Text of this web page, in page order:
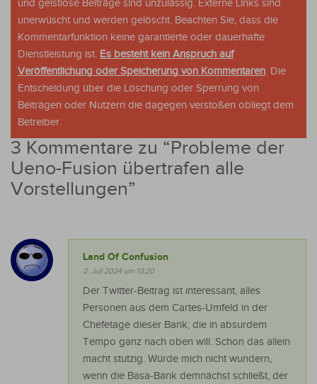
und geistlose Beiträge sind unzulässig. Externe Links sind
unerwüscht und werden gelöscht. Beachten Sie, dass die
Kommentarfunktion keine garantierte oder dauerhafte
Dienstleistung ist. Es besteht kein Anspruch auf
Veröffentlichung oder Speicherung von Kommentaren. Die
Entscheidung über die Löschung oder Sperrung von
Beiträgen oder Nutzern die dagegen verstoßen obliegt dem
Betreiber.
3 Kommentare zu “Probleme der
Ueno-Fusion übertrafen alle
Vorstellungen”
Land Of Confusion
2. Juli 2024 um 13:20
Der Twitter-Beitrag ist interessant, alles
Personen aus dem Cartes-Umfeld in der
Chefetage dieser Bank, die in absurdem
Tempo ganz nach oben will. Schon das allein
macht stutzig. Würde mich nicht wundern,
wenn die Basa-Bank demnächst schließt, der